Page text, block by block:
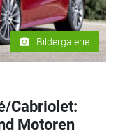
Bildergalerie
Cabriolet:
Motoren